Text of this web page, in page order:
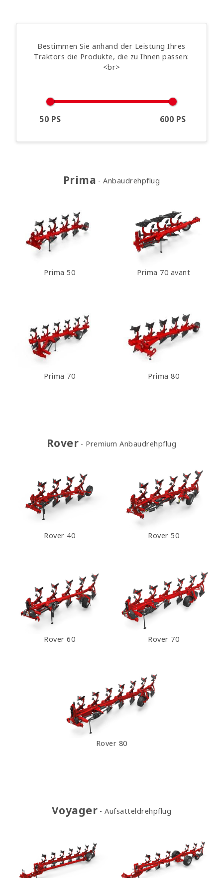
Bestimmen Sie anhand der Leistung Ihres
Traktors die Produkte, die zu Ihnen passen:
<br>
50 PS 600 PS
Prima Anbaudrehpflug
Prima 50 Prima 70 avant
Prima 70 Prima 80
Rover Premium Anbaudrehpflug
Rover 40 Rover 50
Rover 60 Rover 70
Rover 80
Voyager Aufsatteldrehpflug